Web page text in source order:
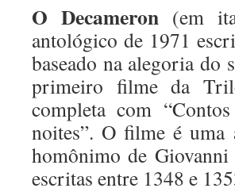
O Decameron (em
antológico de 1971
baseado na alegoria do
primeiro filme da
completa com
noites”. O filme é uma
homônimo de
escritas entre 1348 e